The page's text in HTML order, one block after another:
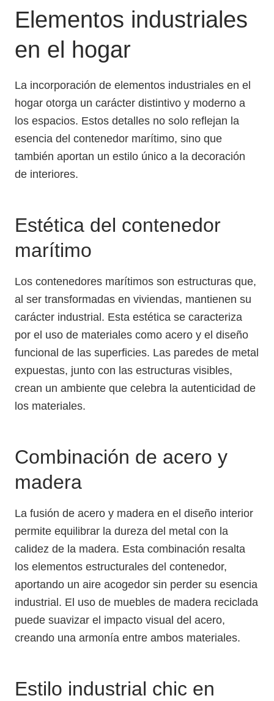
Elementos industriales
en el hogar
La incorporación de elementos industriales en el
hogar otorga un carácter distintivo y moderno a
los espacios. Estos detalles no solo reflejan la
esencia del contenedor marítimo, sino que
también aportan un estilo único a la decoración
de interiores.
Estética del contenedor
marítimo
Los contenedores marítimos son estructuras que,
al ser transformadas en viviendas, mantienen su
carácter industrial. Esta estética se caracteriza
por el uso de materiales como acero y el diseño
funcional de las superficies. Las paredes de metal
expuestas, junto con las estructuras visibles,
crean un ambiente que celebra la autenticidad de
los materiales.
Combinación de acero y
madera
La fusión de acero y madera en el diseño interior
permite equilibrar la dureza del metal con la
calidez de la madera. Esta combinación resalta
los elementos estructurales del contenedor,
aportando un aire acogedor sin perder su esencia
industrial. El uso de muebles de madera reciclada
puede suavizar el impacto visual del acero,
creando una armonía entre ambos materiales.
Estilo industrial chic en